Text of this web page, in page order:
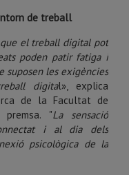
de treball
el treball digital pot
poden patir fatiga i
suposen les exigències
digital», explica
de la Facultat de
"La sensació
i al dia dels
psicològica de la